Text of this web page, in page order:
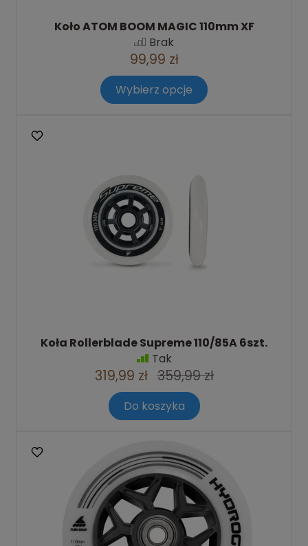
Koło ATOM BOOM MAGIC 110mm XF
Brak
99,99 zł
Wybierz opcje
Koła Rollerblade Supreme 110/85A 6szt.
Tak
319,99 zł 359,99 zł
Do koszyka